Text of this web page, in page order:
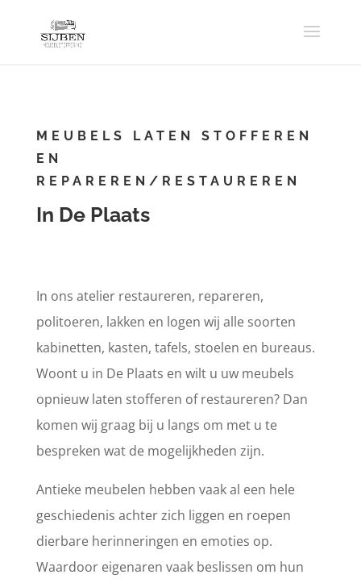
MEUBELS LATEN STOFFEREN
EN
REPAREREN/RESTAUREREN
In De Plaats
In ons atelier restaureren, repareren,
politoeren, lakken en logen wij alle soorten
kabinetten, kasten, tafels, stoelen en bureaus.
Woont u in De Plaats en wilt u uw meubels
opnieuw laten stofferen of restaureren? Dan
komen wij graag bij u langs om met u te
bespreken wat de mogelijkheden zijn.
Antieke meubelen hebben vaak al een hele
geschiedenis achter zich liggen en roepen
dierbare herinneringen en emoties op.
Waardoor eigenaren vaak beslissen om hun